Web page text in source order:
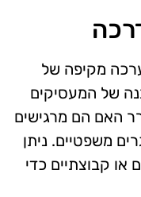
מקיפה של
של המעסיקים
האם הם מרגישים
משפטיים. ניתן
או קבוצתיים כדי